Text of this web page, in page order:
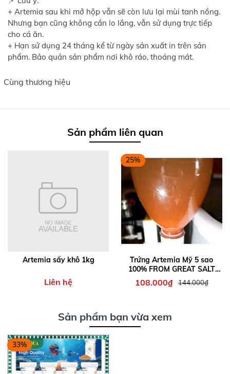
+ Artemia sau khi mở hộp vẫn sẽ còn lưu lại mùi tanh nồng.
Nhưng bạn cũng không cần lo lắng, vẫn sử dụng trực tiếp
cho cá ăn.
+ Hạn sử dụng 24 tháng kể từ ngày sản xuất in trên sản
phẩm. Bảo quản sản phẩm nơi khô ráo, thoáng mát.
Cùng thương hiệu
Sản phẩm liên quan
Artemia sấy khô 1kg
Liên hệ
25%
Trứng Artemia Mỹ 5 sao
100% FROM GREAT SALT
LAKE U.S.A
108.000₫ 144.000₫
Sản phẩm bạn vừa xem
33%